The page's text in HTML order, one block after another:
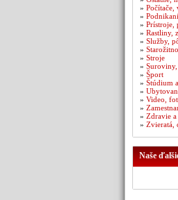
» Počítače,
»
» Prístroje,
» Rastliny,
» Služby,
»
» Stroje
»
» Šport
» Štúdium
»
» Video,
»
» Zdravie
» Zvieratá,
Naše